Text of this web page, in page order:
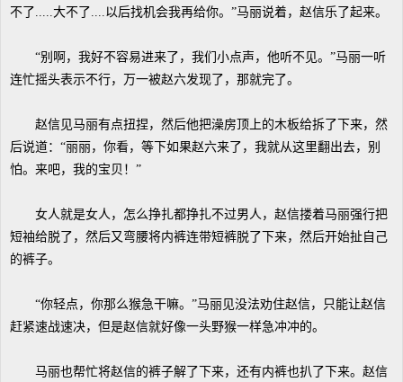
不了.....大不了....以后找机会我再给你。”马丽说着，赵信乐了起来。
“别啊，我好不容易进来了，我们小点声，他听不见。”马丽一听
连忙摇头表示不行，万一被赵六发现了，那就完了。
赵信见马丽有点扭捏，然后他把澡房顶上的木板给拆了下来，然
后说道：“丽丽，你看，等下如果赵六来了，我就从这里翻出去，别
怕。来吧，我的宝贝！”
女人就是女人，怎么挣扎都挣扎不过男人，赵信搂着马丽强行把
短袖给脱了，然后又弯腰将内裤连带短裤脱了下来，然后开始扯自己
的裤子。
“你轻点，你那么猴急干嘛。”马丽见没法劝住赵信，只能让赵信
赶紧速战速决，但是赵信就好像一头野猴一样急冲冲的。
马丽也帮忙将赵信的裤子解了下来，还有内裤也扒了下来。赵信